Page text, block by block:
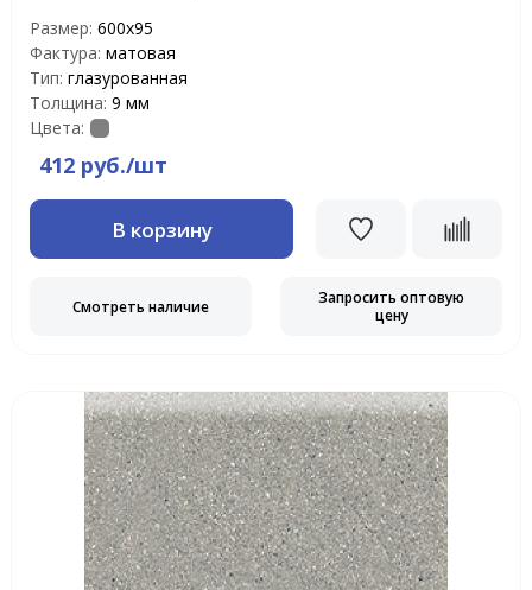
Размер: 600х95
Фактура: матовая
Тип: глазурованная
Толщина: 9 мм
Цвета:
412 руб./шт
В корзину
Смотреть наличие
Запросить оптовую
цену